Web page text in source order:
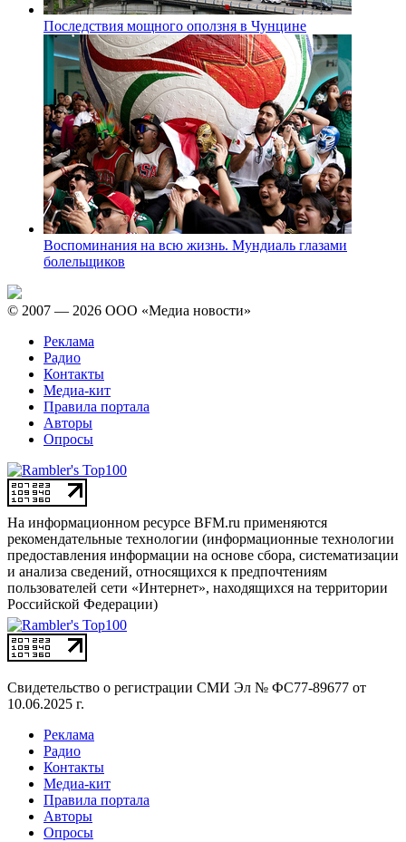
Последствия мощного оползня в Чунцине
Воспоминания на всю жизнь. Мундиаль глазами
болельщиков
© 2007 — 2026 ООО «Медиа новости»
Реклама
Радио
Контакты
Медиа-кит
Правила портала
Авторы
Опросы
На информационном ресурсе BFM.ru применяются
рекомендательные технологии (информационные технологии
предоставления информации на основе сбора, систематизации
и анализа сведений, относящихся к предпочтениям
пользователей сети «Интернет», находящихся на территории
Российской Федерации)
Свидетельство о регистрации СМИ Эл № ФС77-89677 от
10.06.2025 г.
Реклама
Радио
Контакты
Медиа-кит
Правила портала
Авторы
Опросы